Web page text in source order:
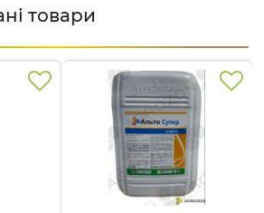
товари